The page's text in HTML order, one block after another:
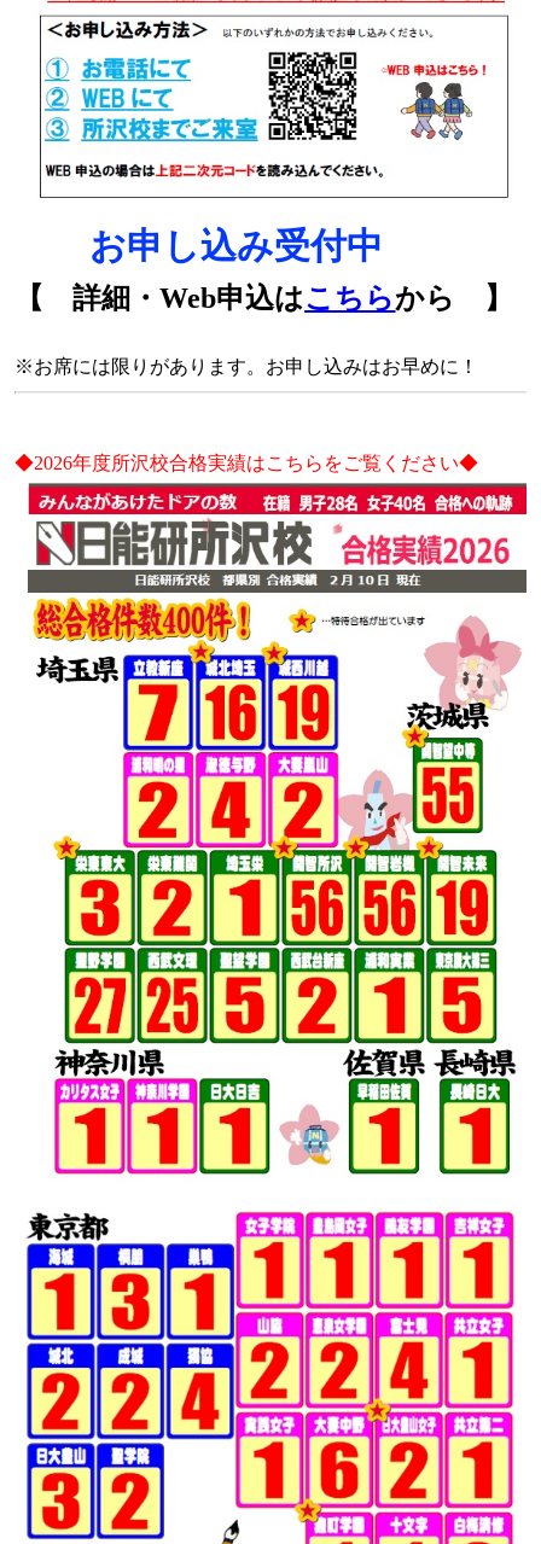
お申し込み受付中
【 詳細・Web申込はこちらから 】
※お席には限りがあります。お申し込みはお早めに！
◆2026年度所沢校合格実績はこちらをご覧ください◆